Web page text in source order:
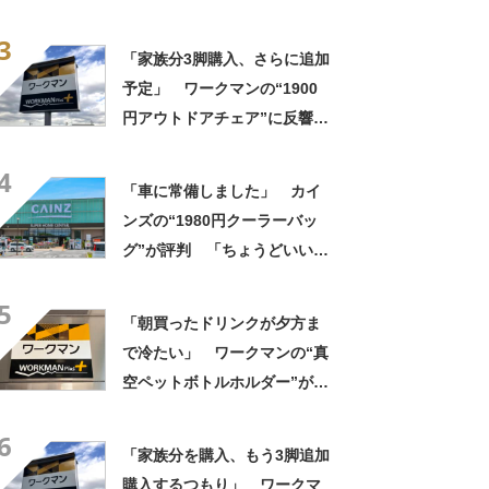
「家族分3脚購入、さらに追加
予定」 ワークマンの“1900
円アウトドアチェア”に反響
「車に常備しました」 カイ
ンズの“1980円クーラーバッ
グ”が評判 「ちょうどいい大
「朝買ったドリンクが夕方ま
で冷たい」 ワークマンの“真
空ペットボトルホルダー”が大
「家族分を購入、もう3脚追加
購入するつもり」 ワークマ